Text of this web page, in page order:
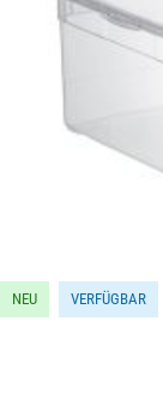
NEU VERFÜGBAR